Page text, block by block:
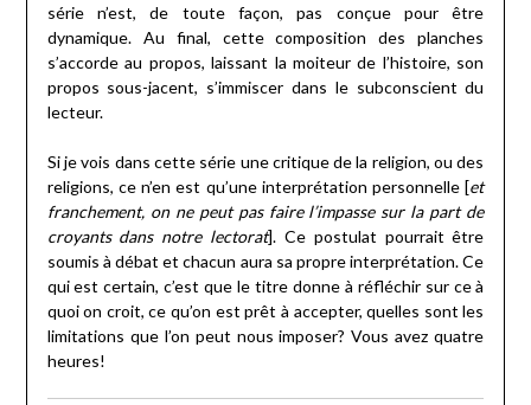
série n’est, de toute façon, pas conçue pour être
dynamique. Au final, cette composition des planches
s’accorde au propos, laissant la moiteur de l’histoire, son
propos sous-jacent, s’immiscer dans le subconscient du
lecteur.
Si je vois dans cette série une critique de la religion, ou des
religions, ce n’en est qu’une interprétation personnelle [et
franchement, on ne peut pas faire l’impasse sur la part de
croyants dans notre lectorat]. Ce postulat pourrait être
soumis à débat et chacun aura sa propre interprétation. Ce
qui est certain, c’est que le titre donne à réfléchir sur ce à
quoi on croit, ce qu’on est prêt à accepter, quelles sont les
limitations que l’on peut nous imposer? Vous avez quatre
heures!